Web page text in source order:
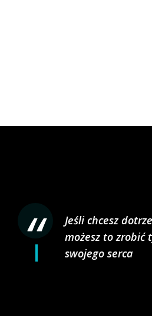
Jeśli chcesz
możesz to zrobić
swojego serca